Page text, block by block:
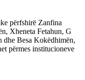
përfshirë Zanfina
Xheneta Fetahun, G
dhe Besa Kokëdhimën,
përmes institucioneve